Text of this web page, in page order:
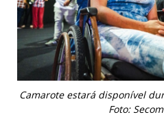
Camarote estará disponível
Foto: